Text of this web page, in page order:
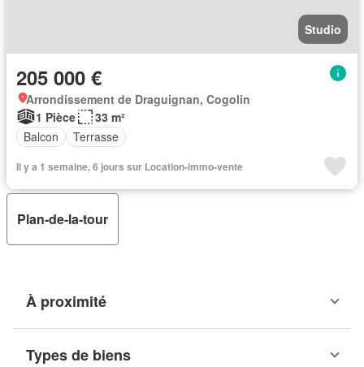
Studio
205 000 €
Arrondissement de Draguignan, Cogolin
1 Pièce
33 m²
Balcon
Terrasse
Il y a 1 semaine, 6 jours sur Location-immo-vente
Plan-de-la-tour
À proximité
Types de biens